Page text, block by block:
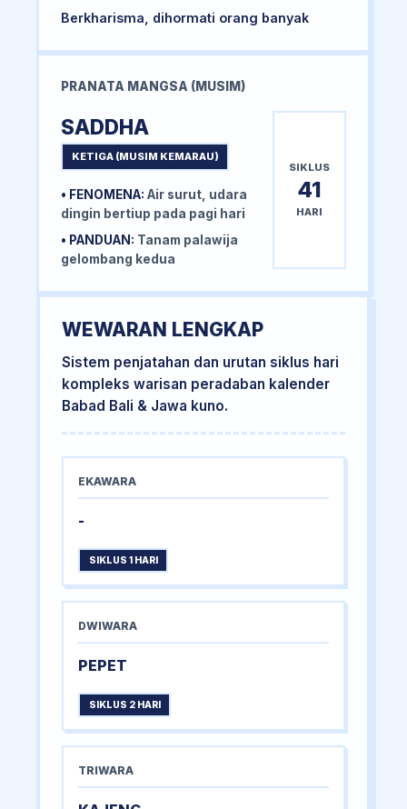
Berkharisma, dihormati orang banyak
PRANATA MANGSA (MUSIM)
SADDHA
KETIGA (MUSIM KEMARAU)
• FENOMENA: Air surut, udara
dingin bertiup pada pagi hari
• PANDUAN: Tanam palawija
gelombang kedua
SIKLUS
41
HARI
WEWARAN LENGKAP
Sistem penjatahan dan urutan siklus hari
kompleks warisan peradaban kalender
Babad Bali & Jawa kuno.
EKAWARA
-
SIKLUS 1 HARI
DWIWARA
PEPET
SIKLUS 2 HARI
TRIWARA